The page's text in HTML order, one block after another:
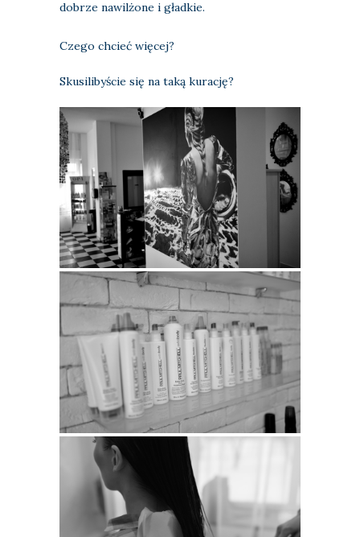
dobrze nawilżone i gładkie.
Czego chcieć więcej?
Skusilibyście się na taką kurację?